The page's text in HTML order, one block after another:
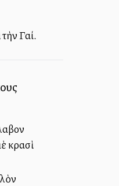
Γαί.
κρασὶ